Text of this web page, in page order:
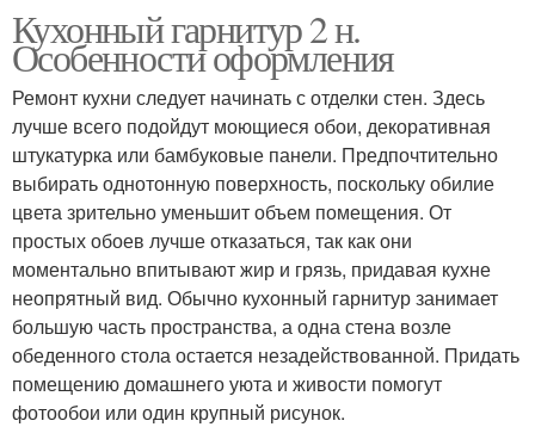
Кухонный гарнитур 2 н.
Особенности оформления
Ремонт кухни следует начинать с отделки стен. Здесь
лучше всего подойдут моющиеся обои, декоративная
штукатурка или бамбуковые панели. Предпочтительно
выбирать однотонную поверхность, поскольку обилие
цвета зрительно уменьшит объем помещения. От
простых обоев лучше отказаться, так как они
моментально впитывают жир и грязь, придавая кухне
неопрятный вид. Обычно кухонный гарнитур занимает
большую часть пространства, а одна стена возле
обеденного стола остается незадействованной. Придать
помещению домашнего уюта и живости помогут
фотообои или один крупный рисунок.